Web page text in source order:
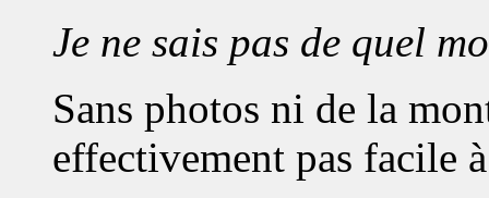
Je ne sais pas de quel
Sans photos ni de la
effectivement pas facile